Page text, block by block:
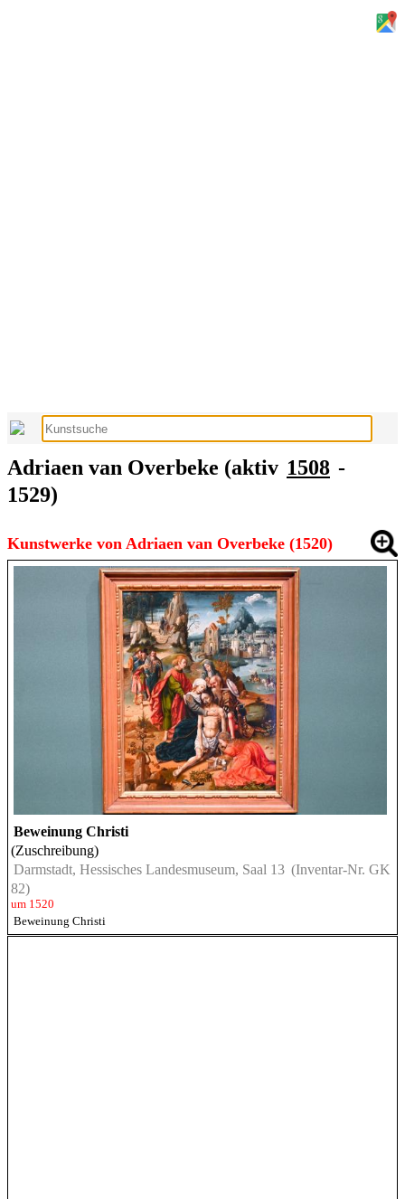
Adriaen van Overbeke (aktiv 1508 -
1529)
Kunstwerke von Adriaen van Overbeke (1520)
Beweinung Christi
(Zuschreibung)
Darmstadt, Hessisches Landesmuseum, Saal 13 (Inventar-Nr. GK
82)
um 1520
Beweinung Christi